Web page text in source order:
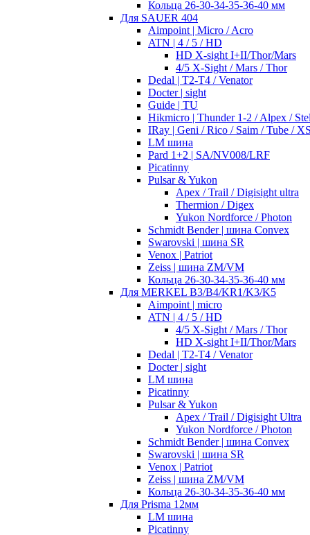
Кольца 26-30-34-35-36-40 мм
Для SAUER 404
Aimpoint | Micro / Acro
ATN | 4 / 5 / HD
HD X-sight I+II/Thor/Mars
4/5 X-Sight / Mars / Thor
Dedal | T2-T4 / Venator
Docter | sight
Guide | TU
Hikmicro | Thunder 1-2 / Alpex /
IRay | Geni / Rico / Saim / Tube /
LM шина
Pard 1+2 | SA/NV008/LRF
Picatinny
Pulsar & Yukon
Apex / Trail / Digisight ultra
Thermion / Digex
Yukon Nordforce / Photon
Schmidt Bender | шина Convex
Swarovski | шина SR
Venox | Patriot
Zeiss | шина ZM/VM
Кольца 26-30-34-35-36-40 мм
Для MERKEL B3/B4/KR1/K3/K5
Aimpoint | micro
ATN | 4 / 5 / HD
4/5 X-Sight / Mars / Thor
HD X-sight I+II/Thor/Mars
Dedal | T2-T4 / Venator
Docter | sight
LM шина
Picatinny
Pulsar & Yukon
Apex / Trail / Digisight Ultra
Yukon Nordforce / Photon
Schmidt Bender | шина Convex
Swarovski | шина SR
Venox | Patriot
Zeiss | шина ZM/VM
Кольца 26-30-34-35-36-40 мм
Для Prisma 12мм
LM шина
Picatinny